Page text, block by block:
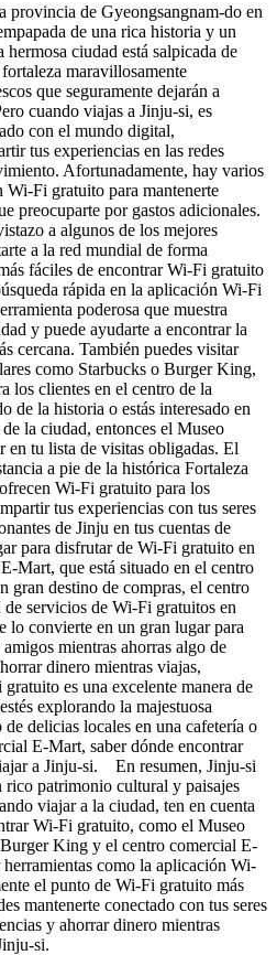
provincia de Gyeongsangnam-do en
de una rica historia y un
ciudad está salpicada de
maravillosamente
que seguramente dejarán a
cuando viajas a Jinju-si, es
con el mundo digital,
tus experiencias en las redes
Afortunadamente, hay varios
Wi-Fi gratuito para mantenerte
preocuparte por gastos adicionales.
a algunos de los mejores
a la red mundial de forma
fáciles de encontrar Wi-Fi gratuito
rápida en la aplicación Wi-Fi
poderosa que muestra
y puede ayudarte a encontrar la
cercana. También puedes visitar
como Starbucks o Burger King,
los clientes en el centro de la
la historia o estás interesado en
la ciudad, entonces el Museo
en tu lista de visitas obligadas. El
a pie de la histórica Fortaleza
Wi-Fi gratuito para los
tus experiencias con tus seres
de Jinju en tus cuentas de
para disfrutar de Wi-Fi gratuito en
Mart, que está situado en el centro
gran destino de compras, el centro
servicios de Wi-Fi gratuitos en
lo convierte en un gran lugar para
mientras ahorras algo de
dinero mientras viajas,
es una excelente manera de
explorando la majestuosa
delicias locales en una cafetería o
E-Mart, saber dónde encontrar
a Jinju-si. En resumen, Jinju-si
rico patrimonio cultural y paisajes
viajar a la ciudad, ten en cuenta
Wi-Fi gratuito, como el Museo
King y el centro comercial E-
como la aplicación Wi-
el punto de Wi-Fi gratuito más
mantenerte conectado con tus seres
y ahorrar dinero mientras
si.